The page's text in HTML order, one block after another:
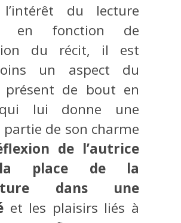
du lecture
en fonction de
du récit, il est
un aspect du
présent de bout en
lui donne une
partie de son charme
de l’autrice
place de la
dans une
et les plaisirs liés à